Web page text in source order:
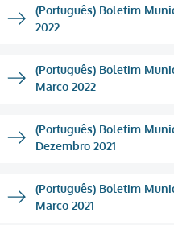
(Português) Boletim
2022
(Português) Boletim
Março 2022
(Português) Boletim
Dezembro 2021
(Português) Boletim
Março 2021